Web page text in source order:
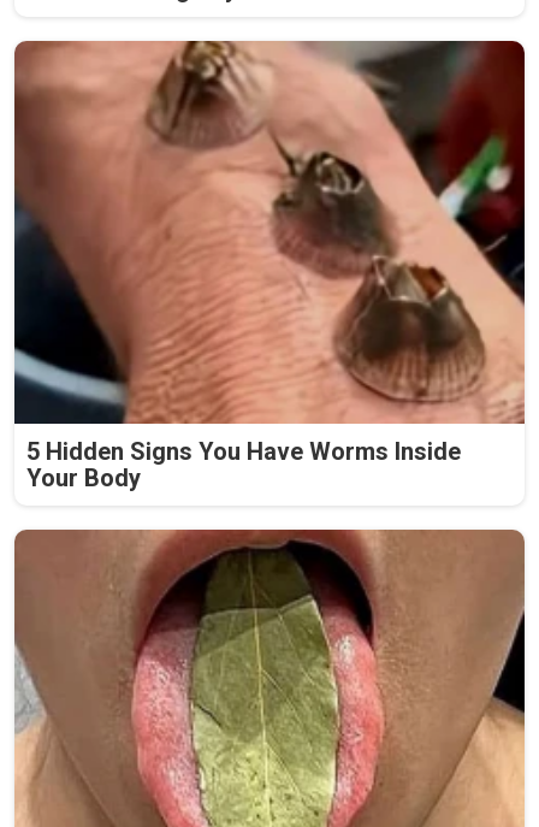
5 Hidden Signs You Have Worms Inside
Your Body